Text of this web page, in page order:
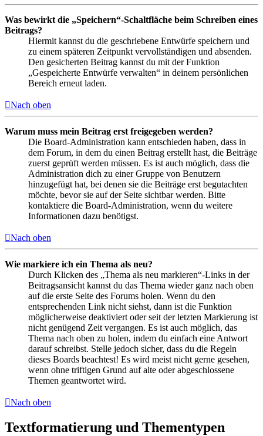
Was bewirkt die „Speichern“-Schaltfläche beim Schreiben eines
Beitrags?
Hiermit kannst du die geschriebene Entwürfe speichern und
zu einem späteren Zeitpunkt vervollständigen und absenden.
Den gesicherten Beitrag kannst du mit der Funktion
„Gespeicherte Entwürfe verwalten“ in deinem persönlichen
Bereich erneut laden.
Nach oben
Warum muss mein Beitrag erst freigegeben werden?
Die Board-Administration kann entschieden haben, dass in
dem Forum, in dem du einen Beitrag erstellt hast, die Beiträge
zuerst geprüft werden müssen. Es ist auch möglich, dass die
Administration dich zu einer Gruppe von Benutzern
hinzugefügt hat, bei denen sie die Beiträge erst begutachten
möchte, bevor sie auf der Seite sichtbar werden. Bitte
kontaktiere die Board-Administration, wenn du weitere
Informationen dazu benötigst.
Nach oben
Wie markiere ich ein Thema als neu?
Durch Klicken des „Thema als neu markieren“-Links in der
Beitragsansicht kannst du das Thema wieder ganz nach oben
auf die erste Seite des Forums holen. Wenn du den
entsprechenden Link nicht siehst, dann ist die Funktion
möglicherweise deaktiviert oder seit der letzten Markierung ist
nicht genügend Zeit vergangen. Es ist auch möglich, das
Thema nach oben zu holen, indem du einfach eine Antwort
darauf schreibst. Stelle jedoch sicher, dass du die Regeln
dieses Boards beachtest! Es wird meist nicht gerne gesehen,
wenn ohne triftigen Grund auf alte oder abgeschlossene
Themen geantwortet wird.
Nach oben
Textformatierung und Thementypen